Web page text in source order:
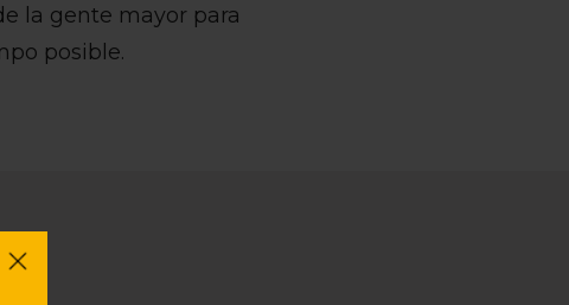
la gente mayor para
posible.